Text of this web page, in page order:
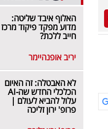
האלוף איבד שליטה:
מדוע מפקד פיקוד מרכז
חייב ללכת?
יריב אופנהיימר
לא האבטלה: זה האיום
הכלכלי החדש שה-AI
עלול להביא לעולם |
פרופ' ירון זליכה